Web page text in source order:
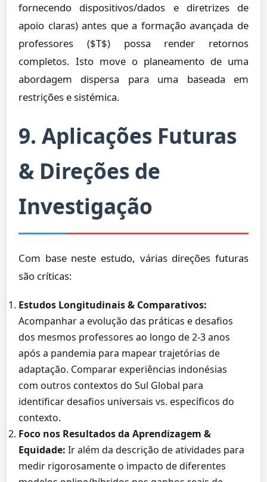
fornecendo dispositivos/dados e diretrizes de
apoio claras) antes que a formação avançada de
professores ($T$) possa render retornos
completos. Isto move o planeamento de uma
abordagem dispersa para uma baseada em
restrições e sistémica.
9. Aplicações Futuras
& Direções de
Investigação
Com base neste estudo, várias direções futuras
são críticas:
Estudos Longitudinais & Comparativos:
Acompanhar a evolução das práticas e desafios
dos mesmos professores ao longo de 2-3 anos
após a pandemia para mapear trajetórias de
adaptação. Comparar experiências indonésias
com outros contextos do Sul Global para
identificar desafios universais vs. específicos do
contexto.
Foco nos Resultados da Aprendizagem &
Equidade: Ir além da descrição de atividades para
medir rigorosamente o impacto de diferentes